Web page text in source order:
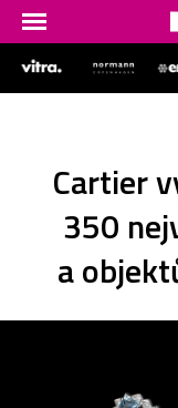
Cartier
350
a